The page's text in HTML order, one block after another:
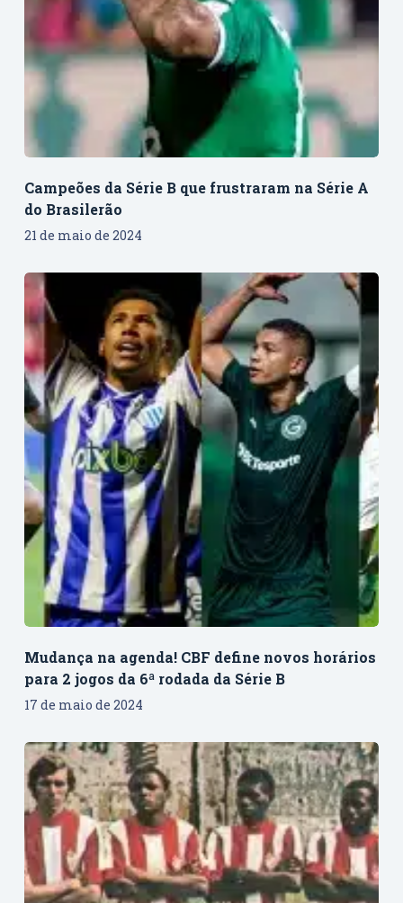
Campeões da Série B que frustraram na Série A
do Brasilerão
21 de maio de 2024
Mudança na agenda! CBF define novos horários
para 2 jogos da 6ª rodada da Série B
17 de maio de 2024